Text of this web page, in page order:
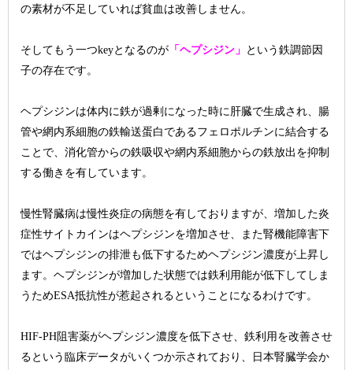
の素材が不足していれば貧血は改善しません。
そしてもう一つkeyとなるのが 「ヘプシジン」 という鉄調節因
子の存在です。
ヘプシジンは体内に鉄が過剰になった時に肝臓で生成され、腸
管や網内系細胞の鉄輸送蛋白であるフェロポルチンに結合する
ことで、消化管からの鉄吸収や網内系細胞からの鉄放出を抑制
する働きを有しています。
慢性腎臓病は慢性炎症の病態を有しておりますが、増加した炎
症性サイトカインはヘプシジンを増加させ、また腎機能障害下
ではヘプシジンの排泄も低下するためヘプシジン濃度が上昇し
ます。ヘプシジンが増加した状態では鉄利用能が低下してしま
うためESA抵抗性が惹起されるということになるわけです。
HIF-PH阻害薬がヘプシジン濃度を低下させ、鉄利用を改善させ
るという臨床データがいくつか示されており、日本腎臓学会か